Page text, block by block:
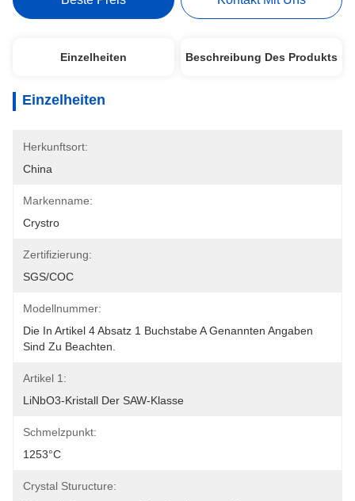
Einzelheiten Beschreibung Des Produkts
Einzelheiten
Herkunftsort:
China
Markenname:
Crystro
Zertifizierung:
SGS/COC
Modellnummer:
Die In Artikel 4 Absatz 1 Buchstabe A Genannten Angaben
Sind Zu Beachten.
Artikel 1:
LiNbO3-Kristall Der SAW-Klasse
Schmelzpunkt:
1253°C
Crystal Sturucture: